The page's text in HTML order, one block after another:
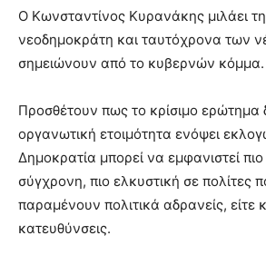
Ο Κωνσταντίνος Κυρανάκης μιλάει
νεοδημοκράτη και ταυτόχρονα των
σημειώνουν από το κυβερνών κόμμα.
Προσθέτουν πως το κρίσιμο ερώτημα
οργανωτική ετοιμότητα ενόψει
Δημοκρατία μπορεί να εμφανιστεί
σύγχρονη, πιο ελκυστική σε πολίτες
παραμένουν πολιτικά αδρανείς, είτε
κατευθύνσεις.